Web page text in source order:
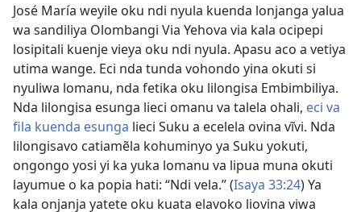
José María weyile oku ndi nyula kuenda lonjanga yalua
wa sandiliya Olombangi Via Yehova via kala ocipepi
losipitali kuenje vieya oku ndi nyula. Apasu aco a vetiya
utima wange. Eci nda tunda vohondo yina okuti si
nyuliwa lomanu, nda fetika oku lilongisa Embimbiliya.
Nda lilongisa esunga lieci omanu va talela ohali, eci va
fila kuenda esunga lieci Suku a ecelela ovina vĩvi. Nda
lilongisavo catiamẽla kohuminyo ya Suku yokuti,
ongongo yosi yi ka yuka lomanu va lipua muna okuti
layumue o ka popia hati: “Ndi vela.” (Isaya 33:24) Ya
kala onjanja yatete oku kuata elavoko liovina viwa